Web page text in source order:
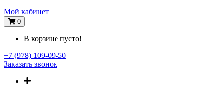
Мой кабинет
0
В корзине пусто!
+7 (978) 109-09-50
Заказать звонок